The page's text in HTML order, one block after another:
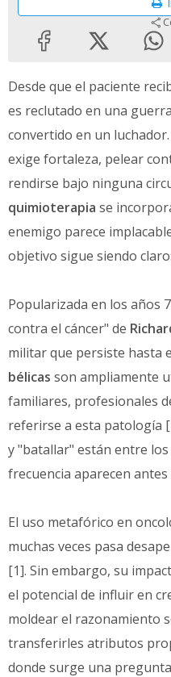
Desde que el paciente
es reclutado en una
convertido en un
exige fortaleza, pelear
rendirse bajo ninguna
quimioterapia se
enemigo parece
objetivo sigue siendo
Popularizada en los años
contra el cáncer" de
militar que persiste hasta
bélicas son ampliamente
familiares, profesionales
referirse a esta patología
y "batallar" están entre
frecuencia aparecen
El uso metafórico en
muchas veces pasa
[1]. Sin embargo, su
el potencial de influir en
moldear el razonamiento
transferirles atributos
donde surge una